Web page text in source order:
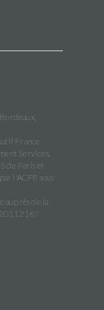
France
Services,
de Paris et
l'ACPR sous
auprès de la